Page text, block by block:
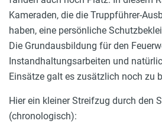
Kameraden, die die Truppführer-
haben, eine persönliche
Die Grundausbildung für den
Instandhaltungsarbeiten und
Einsätze galt es zusätzlich noch zu
Hier ein kleiner Streifzug durch den
(chronologisch):